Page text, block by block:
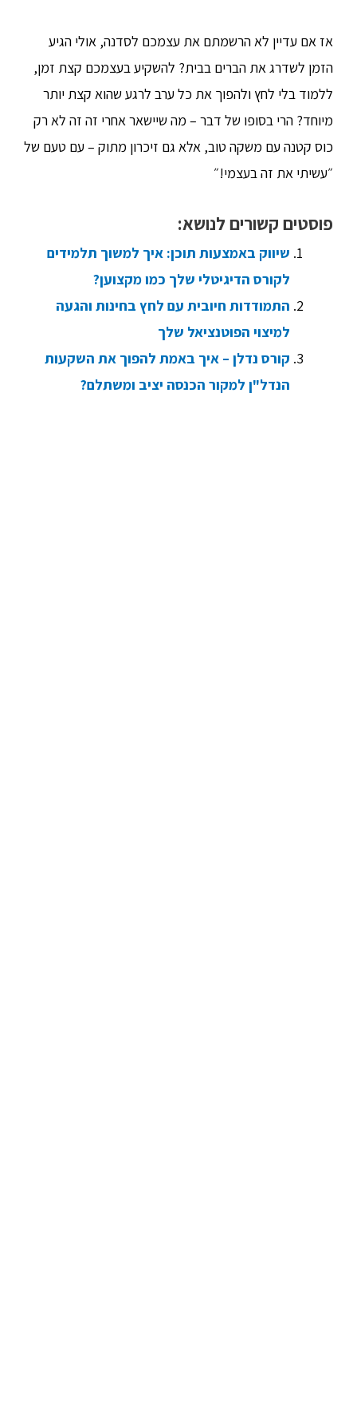
אז אם עדיין לא הרשמתם את עצמכם לסדנה, אולי הגיע
הזמן לשדרג את הברים בבית? להשקיע בעצמכם קצת זמן,
ללמוד בלי לחץ ולהפוך את כל ערב לרגע שהוא קצת יותר
מיוחד? הרי בסופו של דבר – מה שיישאר אחרי זה זה לא רק
כוס קטנה עם משקה טוב, אלא גם זיכרון מתוק – עם טעם של
״עשיתי את זה בעצמי!״
פוסטים קשורים לנושא:
שיווק באמצעות תוכן: איך למשוך תלמידים
לקורס הדיגיטלי שלך כמו מקצוען?
התמודדות חיובית עם לחץ בחינות והגעה
למיצוי הפוטנציאל שלך
קורס נדלן – איך באמת להפוך את השקעות
הנדל"ן למקור הכנסה יציב ומשתלם?